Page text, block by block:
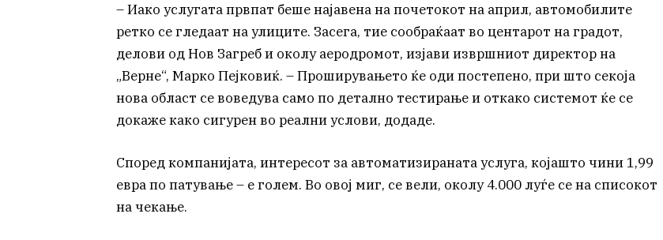
– Иако услугата првпат беше најавена на почетокот на април, автомобилите
ретко се гледаат на улиците. Засега, тие сообраќаат во центарот на градот,
делови од Нов Загреб и околу аеродромот, изјави извршниот директор на
„Верне“, Марко Пејковиќ. – Проширувањето ќе оди постепено, при што секоја
нова област се воведува само по детално тестирање и откако системот ќе се
докаже како сигурен во реални услови, додаде.
Според компанијата, интересот за автоматизираната услуга, којашто чини 1,99
евра по патување – е голем. Во овој миг, се вели, околу 4.000 луѓе се на списокот
на чекање.